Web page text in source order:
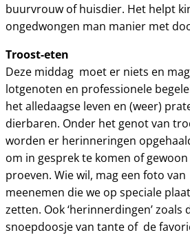
buurvrouw of huisdier. Het helpt
ongedwongen man manier met
Troost-eten
Deze middag moet er niets en
lotgenoten en professionele
het alledaagse leven en (weer)
dierbaren. Onder het genot van
worden er herinneringen
om in gesprek te komen of
proeven. Wie wil, mag een foto
meenemen die we op speciale
zetten. Ook ‘herinnerdingen’ zoals
snoepdoosje van tante of de